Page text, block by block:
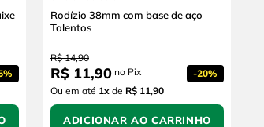
Rodízio 38mm com base de aço
Talentos
R$ 14,90
R$ 11,90 no Pix -20%
Ou em até 1x de R$ 11,90
ADICIONAR AO CARRINHO